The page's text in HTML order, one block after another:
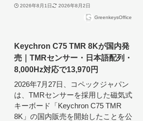
2026年8月1日 2026年8月2日
GreenkeysOffice
Keychron C75 TMR 8Kが国内発
売｜TMRセンサー・日本語配列・
8,000Hz対応で13,970円
2026年7月27日、コペックジャパン
は、TMRセンサーを採用した磁気式
キーボード「Keychron C75 TMR
8K」の国内販売を開始したことを公